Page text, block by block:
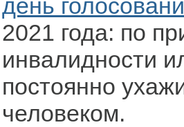
день
2021 года: по
инвалидности
постоянно
человеком.